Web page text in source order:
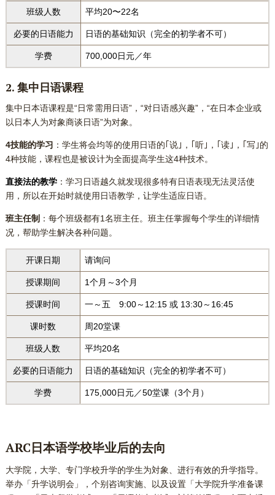
班级人数 平均20〜22名
必要的日语能力 日语的基础知识（完全的初学者不可）
学费 700,000日元／年
2. 集中日语课程
集中日本语课程是“日常需用日语”，“对日语感兴趣”，“在日本企业或
以日本人为对象商谈日语”为对象。
4技能的学习 ：学生将会均等的使用日语的｢说｣，｢听｣，｢读｣，｢写｣的
4种技能，课程也是被设计为全面提高学生这4种技术。
直接法的教学：学习日语越久就发现很多特有日语表现无法灵活使
用，所以在开始时就使用日语教学，让学生适应日语。
班主任制 ：每个班级都有1名班主任。班主任掌握每个学生的详细情
况，帮助学生解决各种问题。
开课日期 请询问
授课期间 1个月～3个月
授课时间 一～五 9:00～12:15 或 13:30～16:45
课时数 周20堂课
班级人数 平均20名
必要的日语能力 日语的基础知识（完全的初学者不可）
学费 175,000日元／50堂课（3个月）
ARC日本语学校毕业后的去向
大学院，大学、专门学校升学的学生为対象、进行有效的升学指导。
举办「升学说明会」，个别咨询実施、以及设置「大学院升学准备课